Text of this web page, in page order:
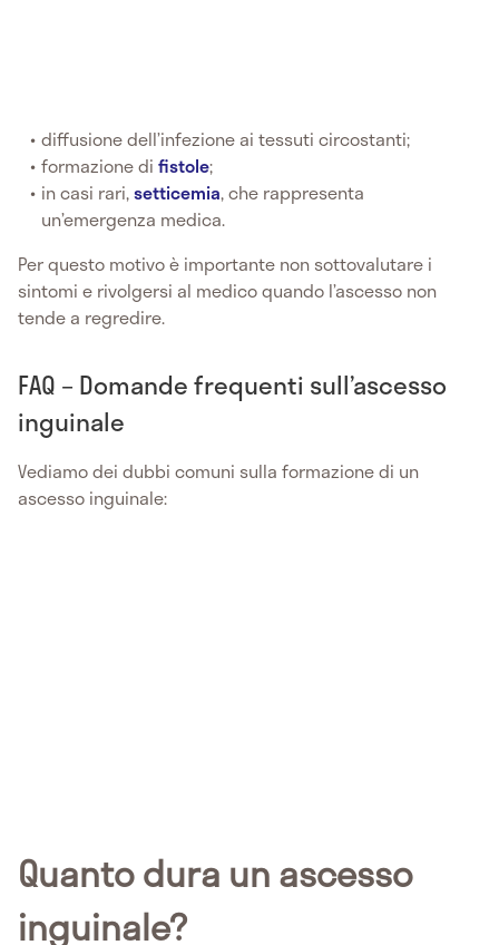
diffusione dell’infezione ai tessuti circostanti;
formazione difistole;
in casi rari,setticemia, che rappresenta
un’emergenza medica.
Per questo motivo è importante non sottovalutare i
sintomi e rivolgersi al medico quando l’ascesso non
tende a regredire.
FAQ – Domande frequenti sull’ascesso
inguinale
Vediamo dei dubbi comuni sulla formazione di un
ascesso inguinale:
Quanto dura un ascesso
inguinale?